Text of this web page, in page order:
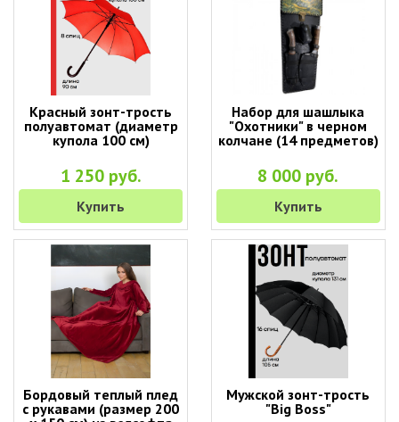
Красный зонт-трость
полуавтомат (диаметр
купола 100 см)
1 250 руб.
Купить
Набор для шашлыка
"Охотники" в черном
колчане (14 предметов)
8 000 руб.
Купить
Бордовый теплый плед
с рукавами (размер 200
Мужской зонт-трость
"Big Boss"